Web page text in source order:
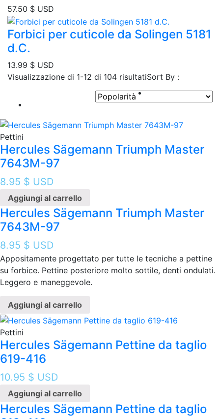
57.50 $ USD
Forbici per cuticole da Solingen 5181
d.C.
13.99 $ USD
Visualizzazione di 1-12 di 104 risultatiPopolarità
Sort By :
Pettini
Hercules Sägemann Triumph Master
7643M-97
8.95 $ USD
Aggiungi al carrello
Hercules Sägemann Triumph Master
7643M-97
8.95 $ USD
Appositamente progettato per tutte le tecniche a pettine
su forbice. Pettine posteriore molto sottile, denti ondulati.
Leggero e maneggevole.
Aggiungi al carrello
Pettini
Hercules Sägemann Pettine da taglio
619-416
10.95 $ USD
Aggiungi al carrello
Hercules Sägemann Pettine da taglio